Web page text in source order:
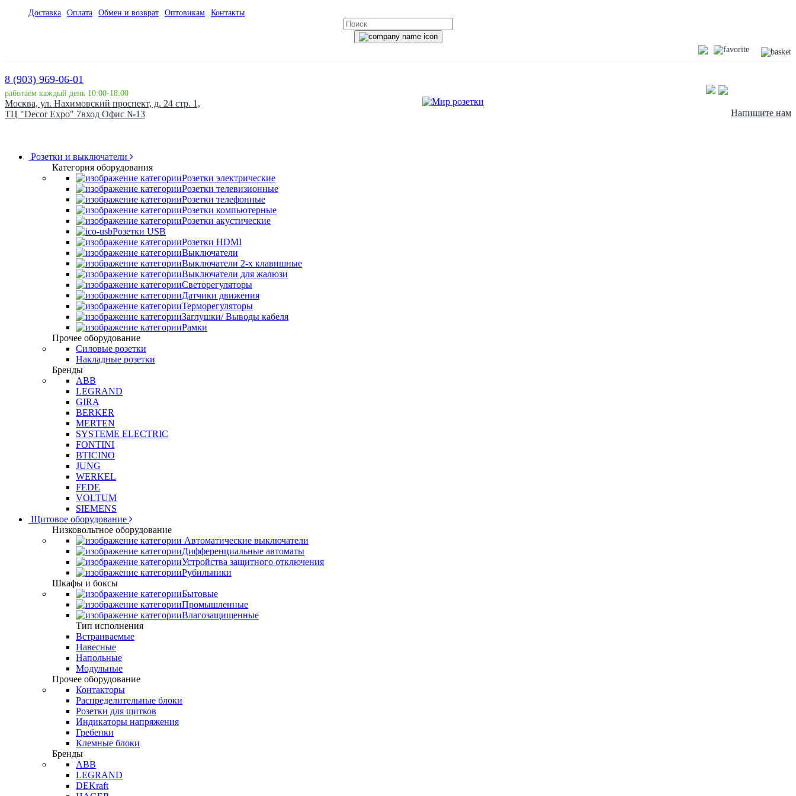
Доставка Оплата Обмен и возврат Оптовикам Контакты
8 (903) 969-06-01
работаем каждый день 10:00-18:00
Москва, ул. Нахимовский проспект, д. 24 стр. 1,
ТЦ "Decor Expo" 7вход Офис №13
Напишите нам
Розетки и выключатели
Категория оборудования
Розетки электрические
Розетки телевизионные
Розетки телефонные
Розетки компьютерные
Розетки акустические
Розетки USB
Розетки HDMI
Выключатели
Выключатели 2-х клавишные
Выключатели для жалюзи
Светорегуляторы
Датчики движения
Терморегуляторы
Заглушки/ Выводы кабеля
Рамки
Прочее оборудование
Силовые розетки
Накладные розетки
Бренды
ABB
LEGRAND
GIRA
BERKER
MERTEN
SYSTEME ELECTRIC
FONTINI
BTICINO
JUNG
WERKEL
FEDE
VOLTUM
SIEMENS
Щитовое оборудование
Низковольтное оборудование
Автоматические выключатели
Дифференциальные автоматы
Устройства защитного отключения
Рубильники
Шкафы и боксы
Бытовые
Промышленные
Влагозащищенные
Тип исполнения
Встраиваемые
Навесные
Напольные
Модульные
Прочее оборудование
Контакторы
Распределительные блоки
Розетки для щитков
Индикаторы напряжения
Гребенки
Клемные блоки
Бренды
ABB
LEGRAND
DEKraft